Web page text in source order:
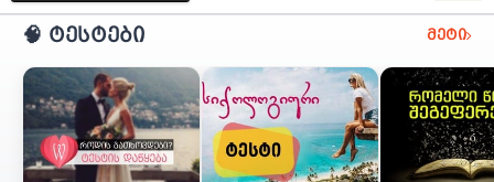
🧠 ტესტები მეტი